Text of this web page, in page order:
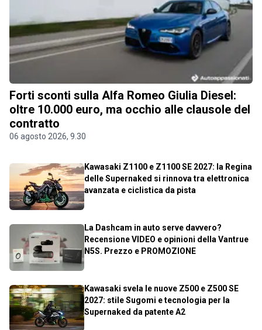
Forti sconti sulla Alfa Romeo Giulia Diesel:
oltre 10.000 euro, ma occhio alle clausole del
contratto
06 agosto 2026, 9.30
Kawasaki Z1100 e Z1100 SE 2027: la Regina
delle Supernaked si rinnova tra elettronica
avanzata e ciclistica da pista
La Dashcam in auto serve davvero?
Recensione VIDEO e opinioni della Vantrue
N5S. Prezzo e PROMOZIONE
Kawasaki svela le nuove Z500 e Z500 SE
2027: stile Sugomi e tecnologia per la
Supernaked da patente A2